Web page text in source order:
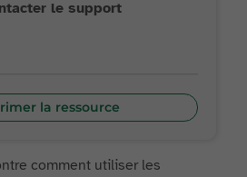
le support
la ressource
comment utiliser les